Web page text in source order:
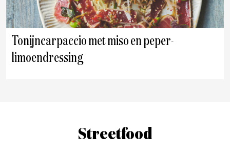
Tonijncarpaccio met miso en peper-
limoendressing
Streetfood